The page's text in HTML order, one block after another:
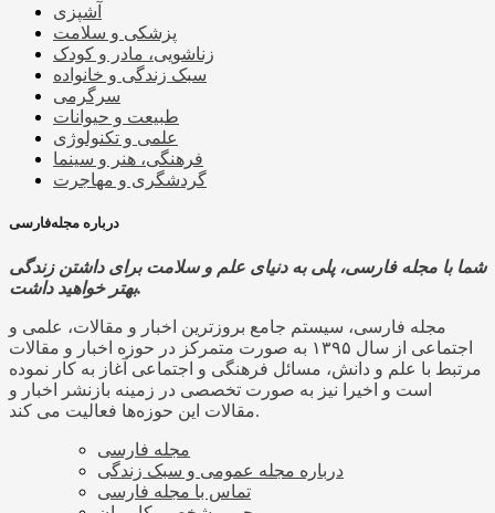
آشپزی
پزشکی و سلامت
زناشویی، مادر و کودک
سبک زندگی و خانواده
سرگرمی
طبیعت و حیوانات
علمی و تکنولوژی
فرهنگی، هنر و سینما
گردشگری و مهاجرت
درباره مجله‌فارسی
شما با مجله فارسی، پلی به دنیای علم و سلامت برای داشتن زندگی
بهتر خواهید داشت.
مجله فارسی، سیستم جامع بروزترین اخبار و مقالات، علمی و
اجتماعی از سال ۱۳۹۵ به صورت متمرکز در حوزه اخبار و مقالات
مرتبط با علم و دانش، مسائل فرهنگی و اجتماعی آغاز به کار نموده
است و اخیرا نیز به صورت تخصصی در زمینه بازنشر اخبار و
مقالات این حوزه‌ها فعالیت می کند.
مجله فارسی
درباره مجله عمومی و سبک زندگی
تماس با مجله فارسی